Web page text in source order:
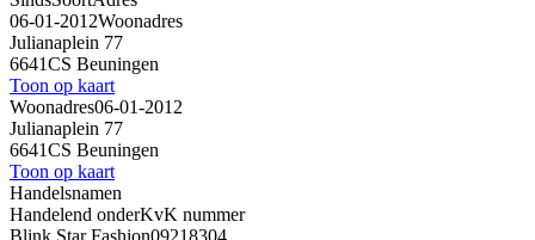
06-01-2012Woonadres
Julianaplein 77
6641CS Beuningen
Toon op kaart
Woonadres06-01-2012
Julianaplein 77
6641CS Beuningen
Toon op kaart
Handelsnamen
Handelend onderKvK nummer
Blink Star Fashion09218304